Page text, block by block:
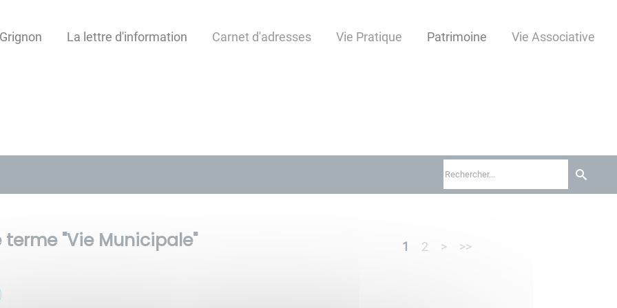
Grignon La lettre d'information Carnet d'adresses Vie Pratique Patrimoine Vie Associative
"Vie Municipale" 1 2 > >>